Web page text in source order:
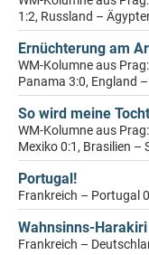
1:2, Russland –
Ernüchterung am
WM-Kolumne aus
Panama 3:0, England –
So wird meine
WM-Kolumne aus
Mexiko 0:1, Brasilien –
Portugal!
Frankreich – Portugal
Wahnsinns-Harakiri
Frankreich –